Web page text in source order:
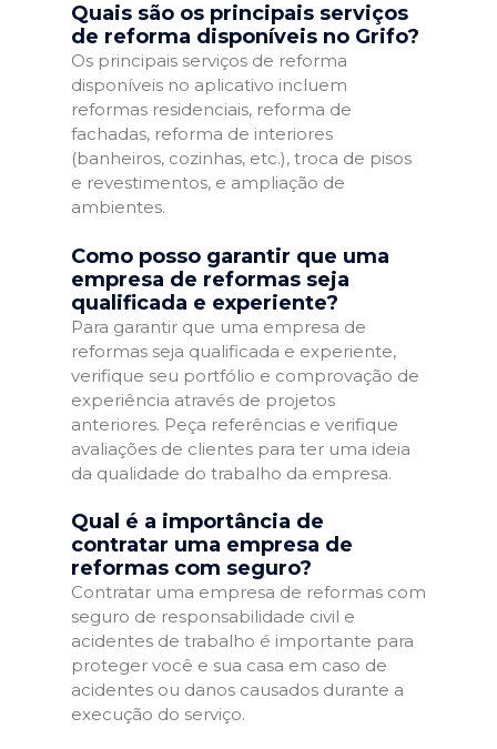
Quais são os principais serviços
de reforma disponíveis no Grifo?
Os principais serviços de reforma
disponíveis no aplicativo incluem
reformas residenciais, reforma de
fachadas, reforma de interiores
(banheiros, cozinhas, etc.), troca de pisos
e revestimentos, e ampliação de
ambientes.
Como posso garantir que uma
empresa de reformas seja
qualificada e experiente?
Para garantir que uma empresa de
reformas seja qualificada e experiente,
verifique seu portfólio e comprovação de
experiência através de projetos
anteriores. Peça referências e verifique
avaliações de clientes para ter uma ideia
da qualidade do trabalho da empresa.
Qual é a importância de
contratar uma empresa de
reformas com seguro?
Contratar uma empresa de reformas com
seguro de responsabilidade civil e
acidentes de trabalho é importante para
proteger você e sua casa em caso de
acidentes ou danos causados durante a
execução do serviço.